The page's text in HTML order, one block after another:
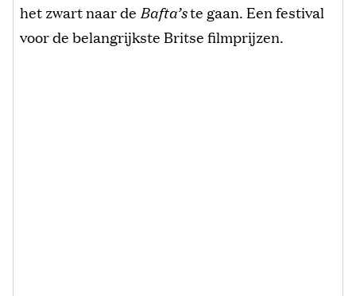
het zwart naar de Bafta’ste gaan. Een festival
voor de belangrijkste Britse filmprijzen.